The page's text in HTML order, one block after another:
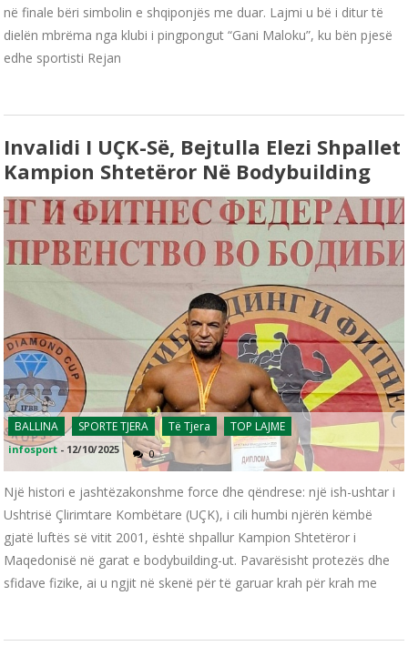
në finale bëri simbolin e shqiponjës me duar. Lajmi u bë i ditur të
dielën mbrëma nga klubi i pingpongut “Gani Maloku”, ku bën pjesë
edhe sportisti Rejan
Invalidi I UÇK-Së, Bejtulla Elezi Shpallet
Kampion Shtetëror Në Bodybuilding
BALLINA SPORTE TJERA Të Tjera TOP LAJME
infosport - 12/10/2025 0
Një histori e jashtëzakonshme force dhe qëndrese: një ish-ushtar i
Ushtrisë Çlirimtare Kombëtare (UÇK), i cili humbi njërën këmbë
gjatë luftës së vitit 2001, është shpallur Kampion Shtetëror i
Maqedonisë në garat e bodybuilding-ut. Pavarësisht protezës dhe
sfidave fizike, ai u ngjit në skenë për të garuar krah për krah me